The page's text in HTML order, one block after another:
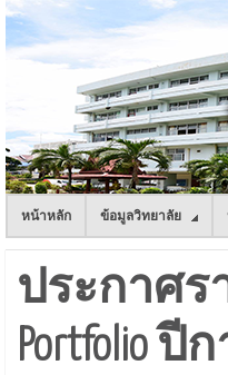
หน้าหลัก ข้อมูลวิทยาลัย
ประกาศ
Portfolio ปี